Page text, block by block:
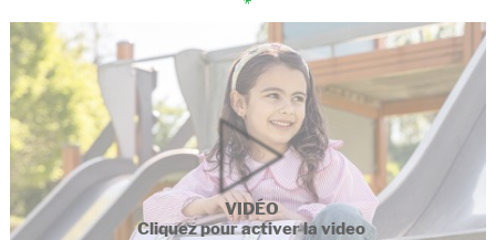
VIDÉO
Cliquez pour activer la video